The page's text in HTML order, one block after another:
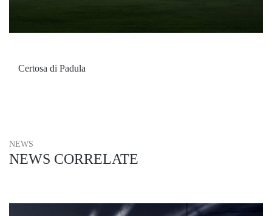
Certosa di Padula
NEWS
NEWS CORRELATE